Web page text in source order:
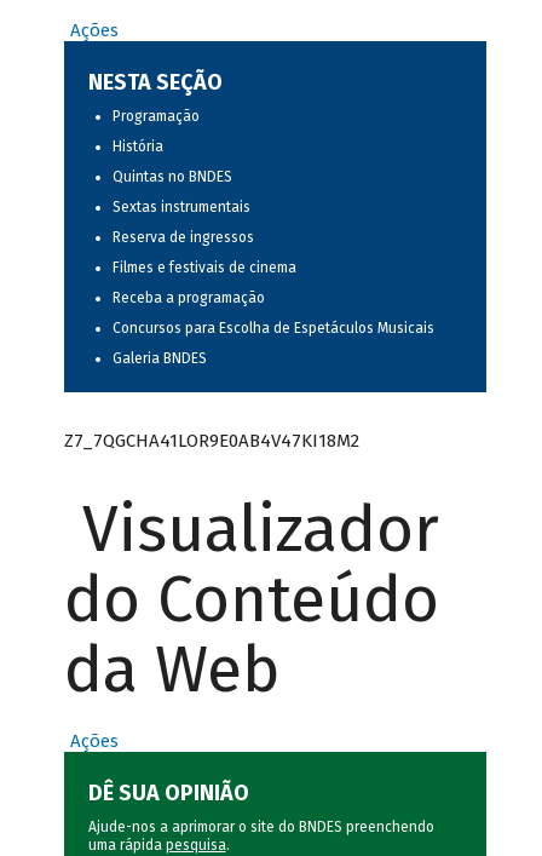
Ações
NESTA SEÇÃO
Programação
História
Quintas no BNDES
Sextas instrumentais
Reserva de ingressos
Filmes e festivais de cinema
Receba a programação
Concursos para Escolha de Espetáculos Musicais
Galeria BNDES
Z7_7QGCHA41LOR9E0AB4V47KI18M2
Visualizador
do Conteúdo
da Web
Ações
DÊ SUA OPINIÃO
Ajude-nos a aprimorar o site do BNDES preenchendo
uma rápida pesquisa.